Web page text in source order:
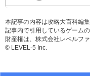
本記事の内容は攻略大百科編
記事内で引用しているゲーム
財産権は、株式会社レベルフ
© LEVEL-5 Inc.